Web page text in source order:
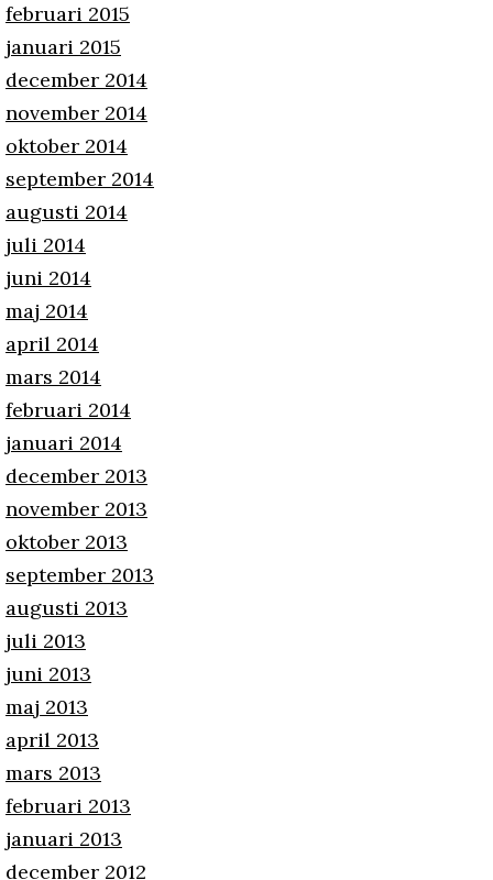
februari 2015
januari 2015
december 2014
november 2014
oktober 2014
september 2014
augusti 2014
juli 2014
juni 2014
maj 2014
april 2014
mars 2014
februari 2014
januari 2014
december 2013
november 2013
oktober 2013
september 2013
augusti 2013
juli 2013
juni 2013
maj 2013
april 2013
mars 2013
februari 2013
januari 2013
december 2012